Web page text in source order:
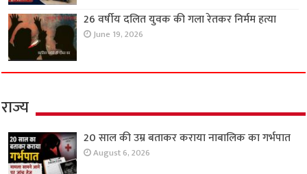
26 वर्षीय दलित युवक की गला रेतकर निर्मम हत्या
June 19, 2026
राज्य
20 साल की उम्र बताकर कराया नाबालिक का गर्भपात
August 6, 2026